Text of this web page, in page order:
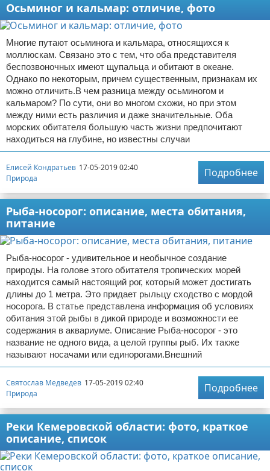
Осьминог и кальмар: отличие, фото
Многие путают осьминога и кальмара, относящихся к
моллюскам. Связано это с тем, что оба представителя
беспозвоночных имеют щупальца и обитают в океане.
Однако по некоторым, причем существенным, признакам их
можно отличить.В чем разница между осьминогом и
кальмаром? По сути, они во многом схожи, но при этом
между ними есть различия и даже значительные. Оба
морских обитателя большую часть жизни предпочитают
находиться на глубине, но известны случаи
Елисей Кондратьев 17-05-2019 02:40
Природа
Подробнее
Рыба-носорог: описание, места обитания,
питание
Рыба-носорог - удивительное и необычное создание
природы. На голове этого обитателя тропических морей
находится самый настоящий рог, который может достигать
длины до 1 метра. Это придает рыльцу сходство с мордой
носорога. В статье представлена информация об условиях
обитания этой рыбы в дикой природе и возможности ее
содержания в аквариуме. Описание Рыба-носорог - это
название не одного вида, а целой группы рыб. Их также
называют носачами или единорогами.Внешний
Святослав Медведев 17-05-2019 02:40
Природа
Подробнее
Реки Кемеровской области: фото, краткое
описание, список